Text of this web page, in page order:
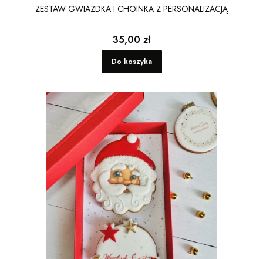
ZESTAW GWIAZDKA I CHOINKA Z PERSONALIZACJĄ
Cena
35,00 zł
Do koszyka